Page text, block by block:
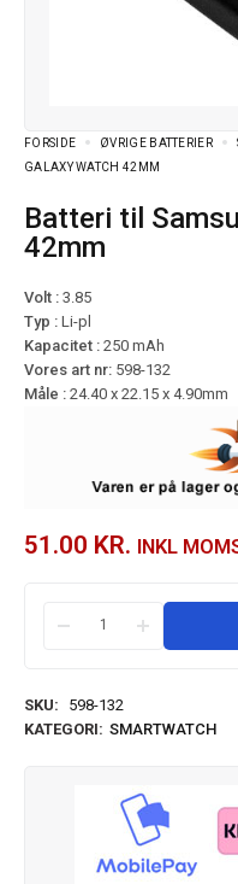
FORSIDE ØVRIGE BATTERIER
GALAXY WATCH 42MM
Batteri til Samsung Galaxy Watch
42mm
Volt : 3.85
Typ : Li-pl
Kapacitet : 250 mAh
Vores art nr: 598-132
Måle : 24.40 x 22.15 x 4.90mm
51.00 KR. INKL
SKU:
598-132
KATEGORI: SMARTWATCH